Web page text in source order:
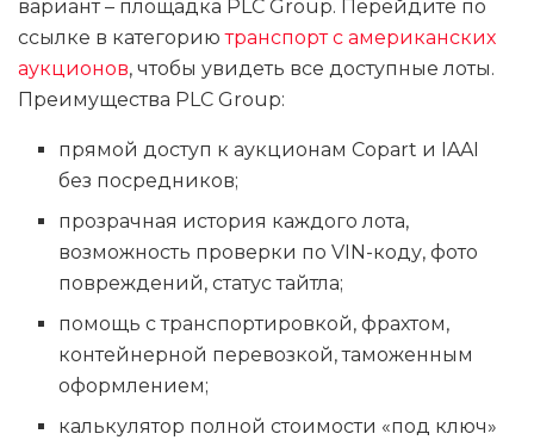
вариант – площадка PLC Group. Перейдите по
ссылке в категориютранспорт с американских
аукционов, чтобы увидеть все доступные лоты.
Преимущества PLC Group:
прямой доступ к аукционам Copart и IAAI
без посредников;
прозрачная история каждого лота,
возможность проверки по VIN-коду, фото
повреждений, статус тайтла;
помощь с транспортировкой, фрахтом,
контейнерной перевозкой, таможенным
оформлением;
калькулятор полной стоимости «под ключ»